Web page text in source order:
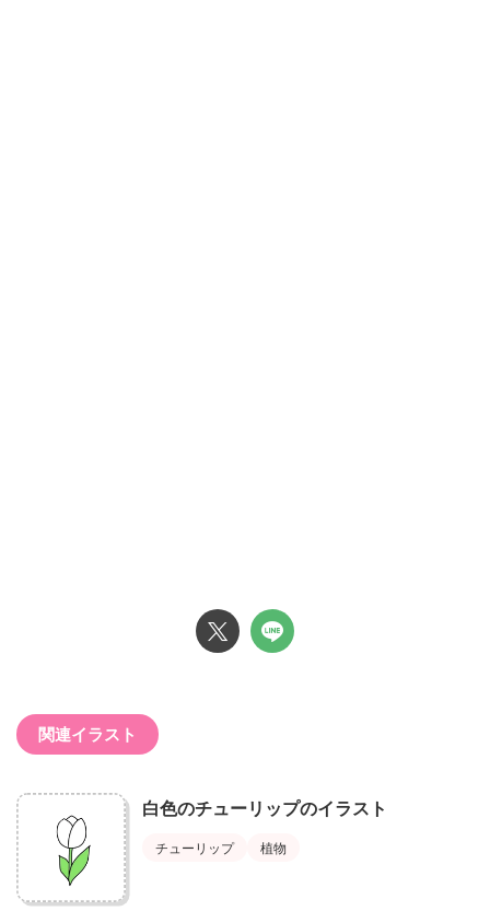
関連イラスト
白色のチューリップのイラスト
チューリップ 植物